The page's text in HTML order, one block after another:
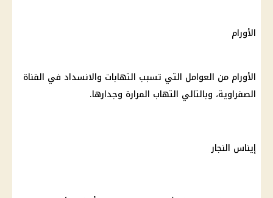
الأورام
الأورام من العوامل التي تسبب التهابات والانسداد في القناة
الصفراوية، وبالتالي التهاب المرارة وجدارها.
إيناس النجار